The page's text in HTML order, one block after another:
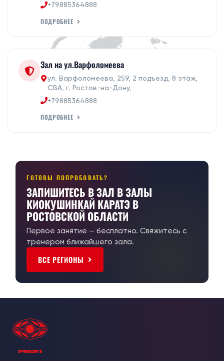
+79885364888
ПОДРОБНЕЕ
Зал на ул.Варфоломеева
ул. Варфоломеева, 259, 2 подъезд, 8 этаж,
СВА, г. Ростов-на-Дону,
+79885364888
ПОДРОБНЕЕ
ГОТОВЫ ПОПРОБОВАТЬ?
ЗАПИШИТЕСЬ В ЗАЛ В ЗАЛЫ
КИОКУШИНКАЙ КАРАТЭ В
РОСТОВСКОЙ ОБЛАСТИ
Первое занятие — бесплатно. Свяжитесь с
тренером ближайшего зала.
ВСЕ РЕГИОНЫ